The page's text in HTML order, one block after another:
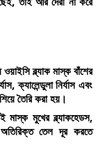
ব্ল্যাক মাস্ক বাঁশের
ক্যালেন্ডুলা নির্যাস এবং
তৈরি করা হয়।
মাস্ক মুখের ব্ল্যাকহেডস,
তেল দূর করতে